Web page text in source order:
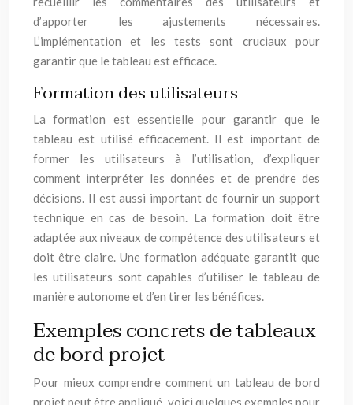
d’apporter les ajustements nécessaires.
L’implémentation et les tests sont cruciaux pour
garantir que le tableau est efficace.
Formation des utilisateurs
La formation est essentielle pour garantir que le
tableau est utilisé efficacement. Il est important de
former les utilisateurs à l’utilisation, d’expliquer
comment interpréter les données et de prendre des
décisions. Il est aussi important de fournir un support
technique en cas de besoin. La formation doit être
adaptée aux niveaux de compétence des utilisateurs et
doit être claire. Une formation adéquate garantit que
les utilisateurs sont capables d’utiliser le tableau de
manière autonome et d’en tirer les bénéfices.
Exemples concrets de tableaux
de bord projet
Pour mieux comprendre comment un tableau de bord
projet peut être appliqué, voici quelques exemples pour